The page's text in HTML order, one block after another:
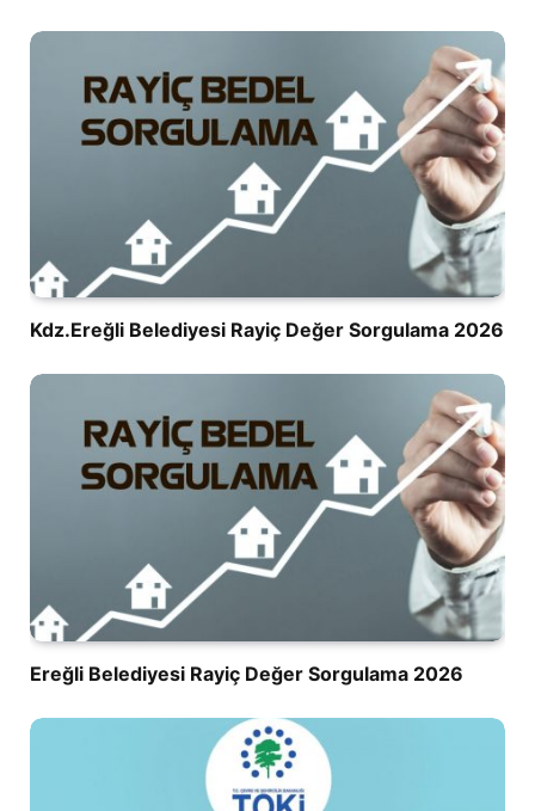
Kdz.Ereğli Belediyesi Rayiç Değer Sorgulama 2026
Ereğli Belediyesi Rayiç Değer Sorgulama 2026